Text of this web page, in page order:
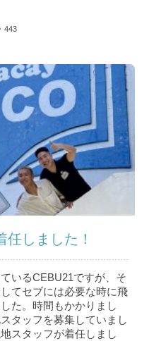
443
しました！
いるCEBU21ですが、そ
てセブには必要な時に飛
た。時間もかかりまし
タッフを募集していまし
スタッフが着任しまし